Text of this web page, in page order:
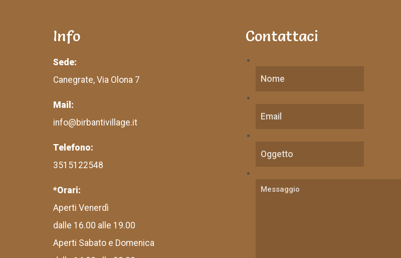
Info
Sede:
Canegrate, Via Olona 7
Mail:
info@birbantivillage.it
Telefono:
3515122548
*Orari:
Aperti Venerdì
dalle 16.00 alle 19.00
Aperti Sabato e Domenica
Contattaci